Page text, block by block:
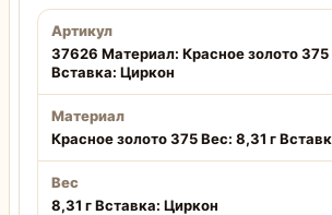
Артикул
37626 Материал: Красное золото 375
Вставка: Циркон
Материал
Красное золото 375 Вес: 8,31 г
Вес
8,31 г Вставка: Циркон